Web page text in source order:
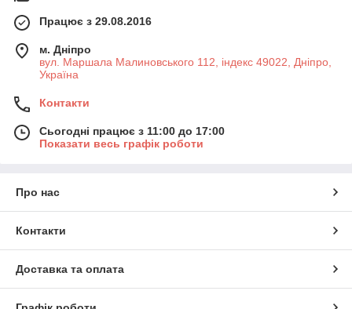
Працює з 29.08.2016
м. Дніпро
вул. Маршала Малиновського 112, індекс 49022, Дніпро,
Україна
Контакти
Сьогодні працює з 11:00 до 17:00
Показати весь графік роботи
Про нас
Контакти
Доставка та оплата